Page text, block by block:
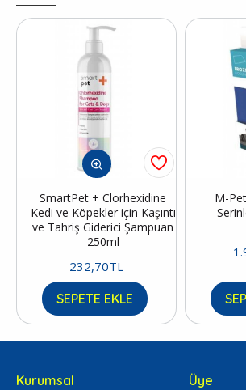
SmartPet + Clorhexidine
Kedi ve Köpekler için Kaşıntı
ve Tahriş Giderici Şampuan
250ml
232,70TL
SEPETE EKLE
M-
Kurumsal
Üye